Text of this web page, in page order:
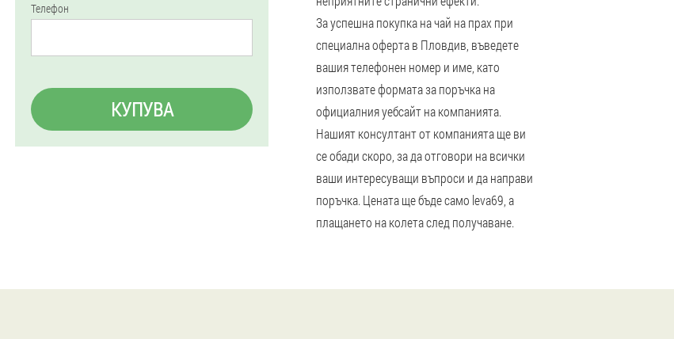
Телефон
КУПУВА
За успешна покупка на чай на прах при
специална оферта в Пловдив, въведете
вашия телефонен номер и име, като
използвате формата за поръчка на
официалния уебсайт на компанията.
Нашият консултант от компанията ще ви
се обади скоро, за да отговори на всички
ваши интересуващи въпроси и да направи
поръчка. Цената ще бъде само leva69, а
плащането на колета след получаване.